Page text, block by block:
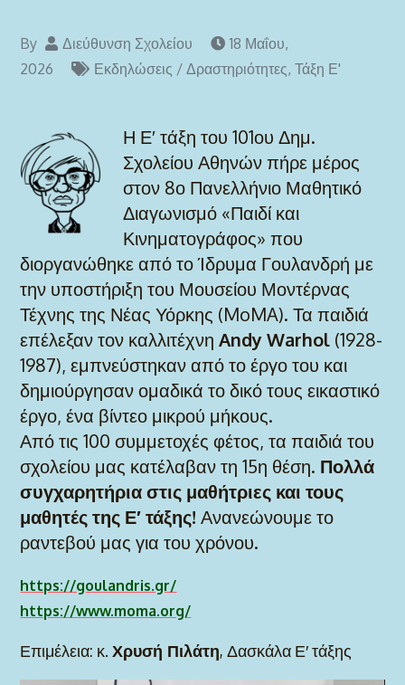
By Διεύθυνση Σχολείου
18 Μαΐου,
2026
Εκδηλώσεις / Δραστηριότητες,Τάξη Ε'
Η Ε′ τάξη του 101ου Δημ.
Σχολείου Αθηνών πήρε μέρος
στον 8ο Πανελλήνιο Μαθητικό
Διαγωνισμό «Παιδί και
Κινηματογράφος» που
διοργανώθηκε από το Ίδρυμα Γουλανδρή με
την υποστήριξη του Μουσείου Μοντέρνας
Τέχνης της Νέας Υόρκης (MoMA). Τα παιδιά
επέλεξαν τον καλλιτέχνηAndy Warhol (1928-
1987), εμπνεύστηκαν από το έργο του και
δημιούργησαν ομαδικά το δικό τους εικαστικό
έργο, ένα βίντεο μικρού μήκους.
Από τις 100 συμμετοχές φέτος, τα παιδιά του
σχολείου μας κατέλαβαν τη 15η θέση. Πολλά
συγχαρητήρια στις μαθήτριες και τους
μαθητές της Ε′ τάξης!Ανανεώνουμε το
ραντεβού μας για του χρόνου.
https://goulandris.gr/
https://www.moma.org/
Επιμέλεια: κ.Χρυσή Πιλάτη, Δασκάλα Ε′ τάξης